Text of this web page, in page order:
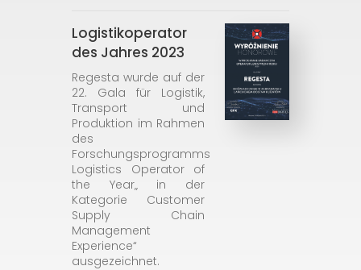
Logistikoperator
des Jahres 2023
Regesta wurde auf der
22. Gala für Logistik,
Transport und
Produktion im Rahmen
des
Forschungsprogramms
Logistics Operator of
the Year„ in der
Kategorie Customer
Supply Chain
Management
Experience“
ausgezeichnet.